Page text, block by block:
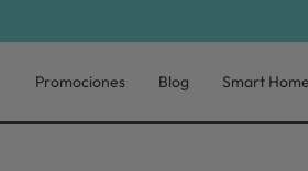
Promociones Blog Smart Home